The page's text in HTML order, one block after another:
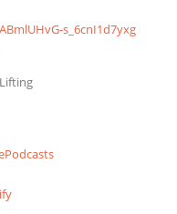
s_6cnI1d7yxg